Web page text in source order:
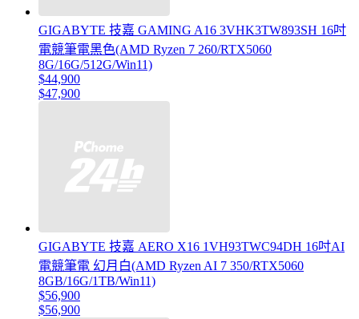
GIGABYTE 技嘉 GAMING A16 3VHK3TW893SH 16吋
電競筆電黑色(AMD Ryzen 7 260/RTX5060
8G/16G/512G/Win11)
$44,900
$47,900
GIGABYTE 技嘉 AERO X16 1VH93TWC94DH 16吋AI
電競筆電 幻月白(AMD Ryzen AI 7 350/RTX5060
8GB/16G/1TB/Win11)
$56,900
$56,900